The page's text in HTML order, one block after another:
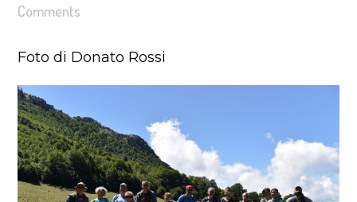
Comments
Foto di Donato Rossi